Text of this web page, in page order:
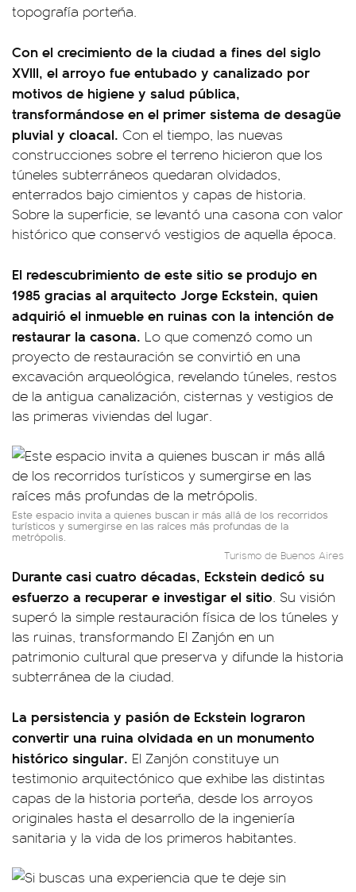
topografía porteña.
Con el crecimiento de la ciudad a fines del siglo
XVIII, el arroyo fue entubado y canalizado por
motivos de higiene y salud pública,
transformándose en el primer sistema de desagüe
pluvial y cloacal. Con el tiempo, las nuevas
construcciones sobre el terreno hicieron que los
túneles subterráneos quedaran olvidados,
enterrados bajo cimientos y capas de historia.
Sobre la superficie, se levantó una casona con valor
histórico que conservó vestigios de aquella época.
El redescubrimiento de este sitio se produjo en
1985 gracias al arquitecto Jorge Eckstein, quien
adquirió el inmueble en ruinas con la intención de
restaurar la casona. Lo que comenzó como un
proyecto de restauración se convirtió en una
excavación arqueológica, revelando túneles, restos
de la antigua canalización, cisternas y vestigios de
las primeras viviendas del lugar.
Este espacio invita a quienes buscan ir más allá de los recorridos
turísticos y sumergirse en las raíces más profundas de la
metrópolis.
Turismo de Buenos Aires
Durante casi cuatro décadas, Eckstein dedicó su
esfuerzo a recuperar e investigar el sitio. Su visión
superó la simple restauración física de los túneles y
las ruinas, transformando El Zanjón en un
patrimonio cultural que preserva y difunde la historia
subterránea de la ciudad.
La persistencia y pasión de Eckstein lograron
convertir una ruina olvidada en un monumento
histórico singular. El Zanjón constituye un
testimonio arquitectónico que exhibe las distintas
capas de la historia porteña, desde los arroyos
originales hasta el desarrollo de la ingeniería
sanitaria y la vida de los primeros habitantes.